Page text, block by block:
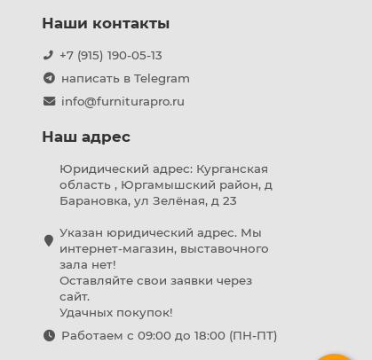
Наши контакты
+7 (915) 190-05-13
написать в Telegram
info@furniturapro.ru
Наш адрес
Юридический адрес: Курганская
область , Юргамышский район, д
Барановка, ул Зелёная, д 23
Указан юридический адрес. Мы
интернет-магазин, выставочного
зала нет!
Оставляйте свои заявки через
сайт.
Удачных покупок!
Работаем с 09:00 до 18:00 (ПН-ПТ)